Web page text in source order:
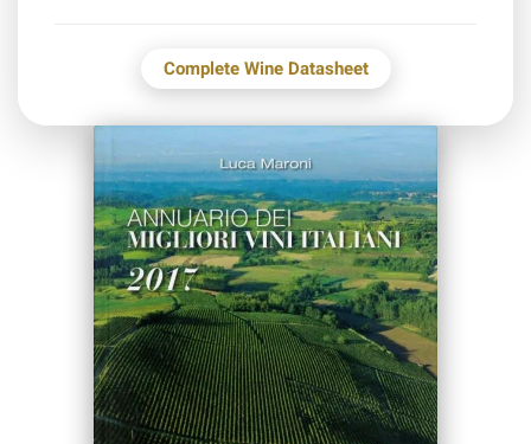
Complete Wine Datasheet